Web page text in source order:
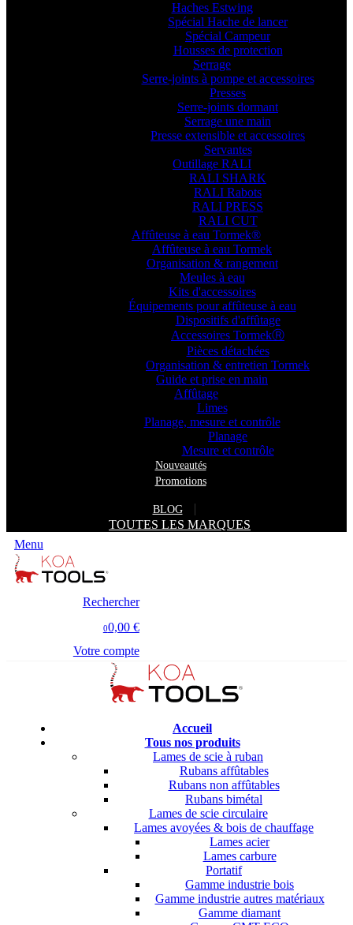
Haches Estwing
Spécial Hache de lancer
Spécial Campeur
Housses de protection
Serrage
Serre-joints à pompe et accessoires
Presses
Serre-joints dormant
Serrage une main
Presse extensible et accessoires
Servantes
Outillage RALI
RALI SHARK
RALI Rabots
RALI PRESS
RALI CUT
Affûteuse à eau Tormek®
Affûteuse à eau Tormek
Organisation & rangement
Meules à eau
Kits d'accessoires
Équipements pour affûteuse à eau
Dispositifs d'affûtage
Accessoires TormekⓇ
Pièces détachées
Organisation & entretien Tormek
Guide et prise en main
Affûtage
Limes
Planage, mesure et contrôle
Planage
Mesure et contrôle
Nouveautés
Promotions
BLOG
TOUTES LES MARQUES
Menu
Rechercher
00,00 €
Votre compte
Accueil
Tous nos produits
Lames de scie à ruban
Rubans affûtables
Rubans non affûtables
Rubans bimétal
Lames de scie circulaire
Lames avoyées & bois de chauffage
Lames acier
Lames carbure
Portatif
Gamme industrie bois
Gamme industrie autres matériaux
Gamme diamant